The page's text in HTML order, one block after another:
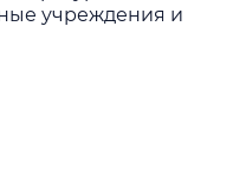
учреждения и